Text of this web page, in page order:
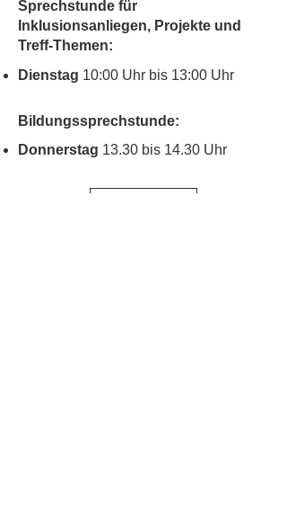
Sprechstunde für
Inklusionsanliegen, Projekte und
Treff-Themen:
Dienstag 10:00 Uhr bis 13:00 Uhr
Bildungssprechstunde:
Donnerstag 13.30 bis 14.30 Uhr